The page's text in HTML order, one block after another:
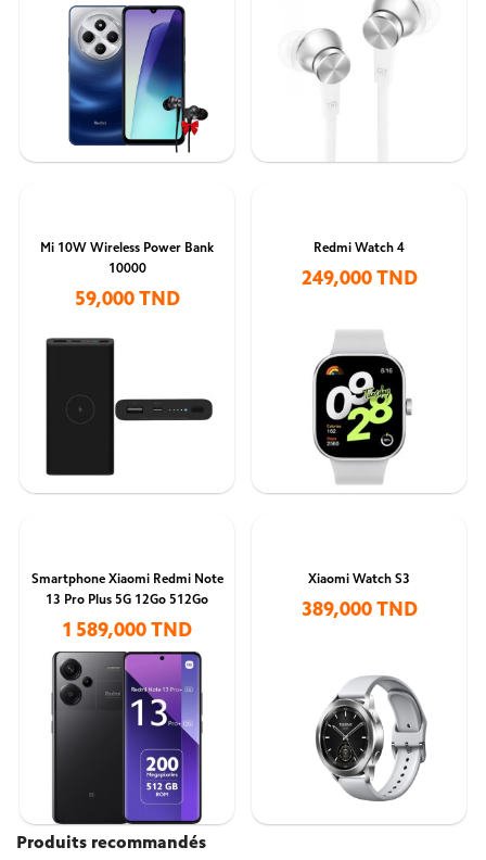
Mi 10W Wireless Power Bank
10000
59,000 TND
Redmi Watch 4
249,000 TND
Smartphone Xiaomi Redmi Note
13 Pro Plus 5G 12Go 512Go
1 589,000 TND
Xiaomi Watch S3
389,000 TND
Produits recommandés